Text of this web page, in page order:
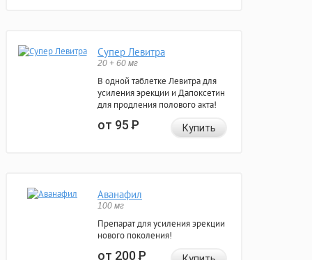
Супер Левитра
20 + 60 мг
В одной таблетке Левитра для
усиления эрекции и Дапоксетин
для продления полового акта!
от 95Р Купить
Аванафил
100 мг
Препарат для усиления эрекции
нового поколения!
от 200Р